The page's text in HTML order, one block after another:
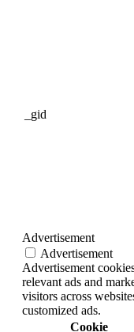
_gid
Advertisement
Advertisement
Advertisement
relevant ads and
visitors across
customized ads.
Cookie